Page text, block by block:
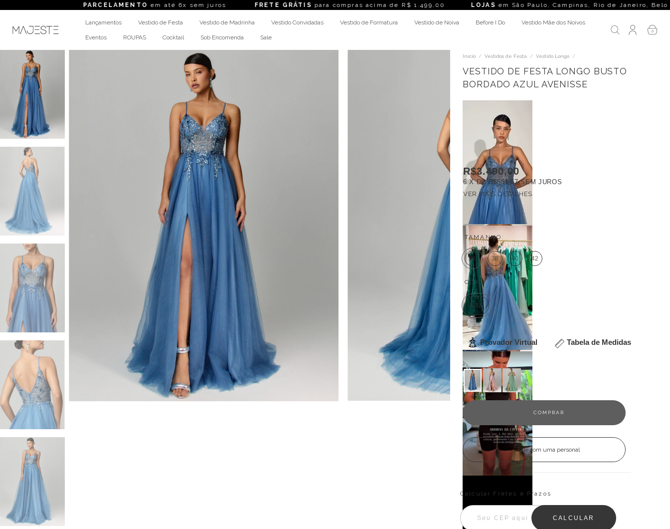
PARCELAMENTOem até 6x sem jurosFRETE GRÁTISpara compras acima de R$ 1.499,00LOJAS em São Paulo, Campinas, Rio de Janeiro, Belo Horizonte,
Lançamentos Vestido de Festa Vestido de Madrinha Vestido Convidadas Vestido de Formatura Vestido de Noiva Before I Do Vestido Mãe dos Noivos
Eventos ROUPAS Cocktail Sob Encomenda Sale
0
Início / Vestidos de Festa / Vestido Longo /
VESTIDO DE FESTA LONGO BUSTO
BORDADO AZUL AVENISSE
R$3.490,00
6 X DER$581,67 SEM JUROS
VER MAIS DETALHES
FRETE GRÁTIS
TAMANHO:
36 38 40 42
COR:
AZUL
Provador Virtual Tabela de Medidas
Veja outras opções
Fale com uma personal
Calcular Fretes e Prazos
CALCULAR